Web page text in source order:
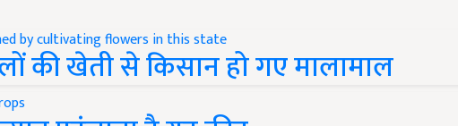
की खेती से किसान हो गए मालामाल